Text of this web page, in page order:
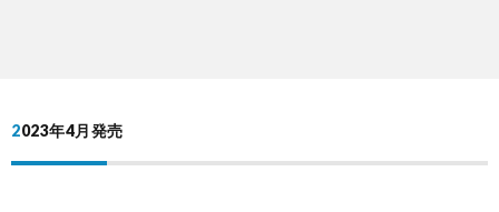
2023年4月発売